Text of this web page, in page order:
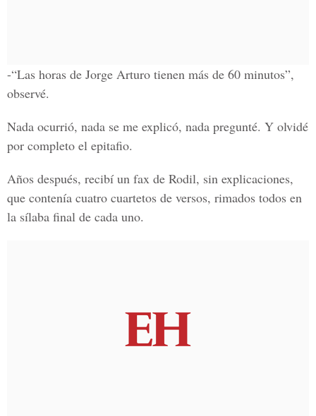
-“Las horas de Jorge Arturo tienen más de 60 minutos”,
observé.
Nada ocurrió, nada se me explicó, nada pregunté. Y olvidé
por completo el epitafio.
Años después, recibí un fax de Rodil, sin explicaciones,
que contenía cuatro cuartetos de versos, rimados todos en
la sílaba final de cada uno.